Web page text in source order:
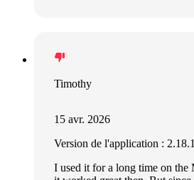
Timothy
15 avr. 2026
Version de l'application : 2.18.1
I used it for a long time on the